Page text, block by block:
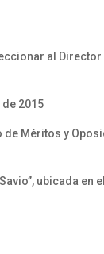
al
2015
de Méritos y
ubicada en